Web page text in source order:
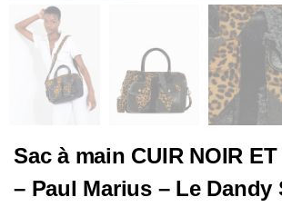
Sac à main CUIR NOIR
– Paul Marius – Le Dandy